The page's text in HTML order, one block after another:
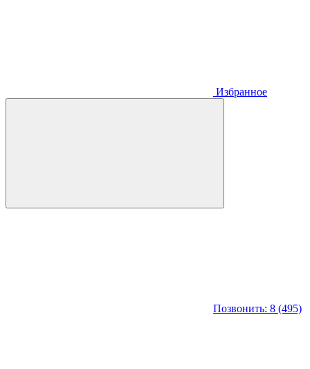
Избранное
Позвонить: 8 (495)